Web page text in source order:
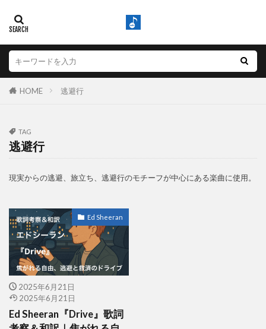
HOME 逃避行
TAG
逃避行
現実からの逃避、旅立ち、逃避行のモチーフが中心にある楽曲に使用。
Ed Sheeran
2025年6月21日
2025年6月21日
Ed Sheeran『Drive』歌詞